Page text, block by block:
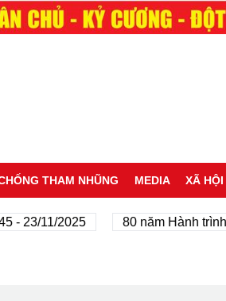
THAM NHŨNG MEDIA XÃ HỘI
2025 80 năm Hành trình Độc